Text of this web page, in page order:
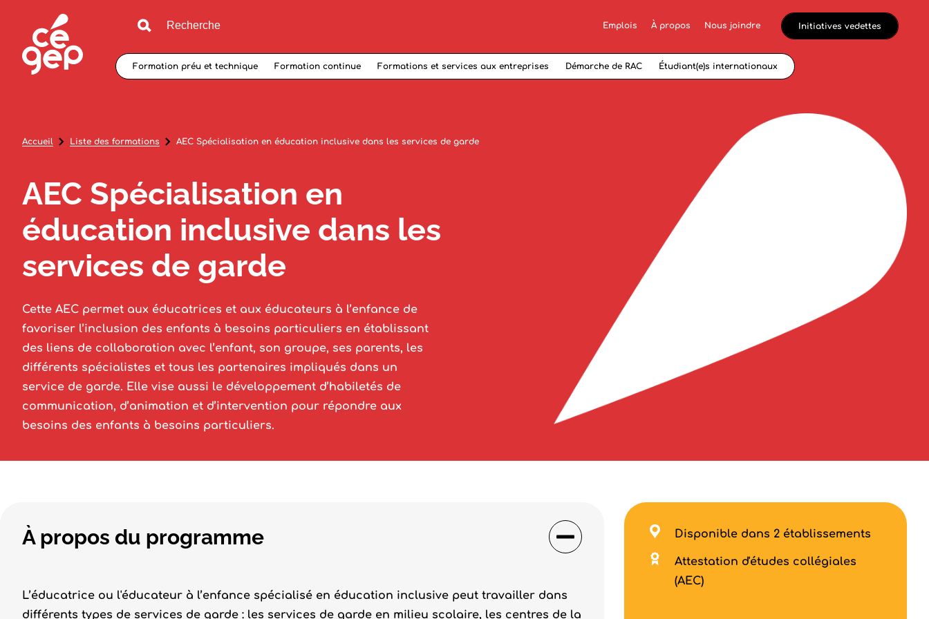
Emplois À propos Nous joindre Initiatives vedettes
Formation préu et technique Formation continue Formations et services aux entreprises Démarche de RAC Étudiant(e)s internationaux
Accueil Liste des formations AEC Spécialisation en éducation inclusive dans les services de garde
AEC Spécialisation en
éducation inclusive dans les
services de garde
Cette AEC permet aux éducatrices et aux éducateurs à l’enfance de
favoriser l’inclusion des enfants à besoins particuliers en établissant
des liens de collaboration avec l’enfant, son groupe, ses parents, les
différents spécialistes et tous les partenaires impliqués dans un
service de garde. Elle vise aussi le développement d’habiletés de
communication, d’animation et d’intervention pour répondre aux
besoins des enfants à besoins particuliers.
À propos du programme
L’éducatrice ou l'éducateur à l’enfance spécialisé en éducation inclusive peut travailler dans
différents types de services de garde : les services de garde en milieu scolaire, les centres de la
Disponible dans 2 établissements
Attestation d'études collégiales
(AEC)